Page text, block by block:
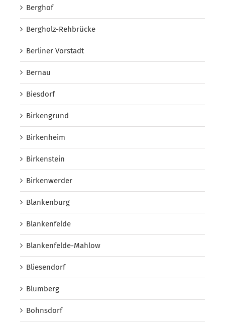
Berghof
Bergholz-Rehbrücke
Berliner Vorstadt
Bernau
Biesdorf
Birkengrund
Birkenheim
Birkenstein
Birkenwerder
Blankenburg
Blankenfelde
Blankenfelde-Mahlow
Bliesendorf
Blumberg
Bohnsdorf